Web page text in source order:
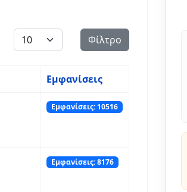
Εμφάνιση # Φίλτρο
Εμφανίσεις
Εμφανίσεις: 10516
Εμφανίσεις: 8176